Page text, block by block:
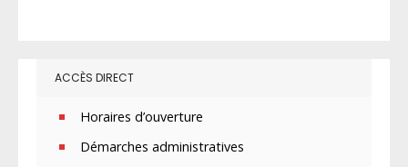
ACCÈS DIRECT
Horaires d’ouverture
Démarches administratives